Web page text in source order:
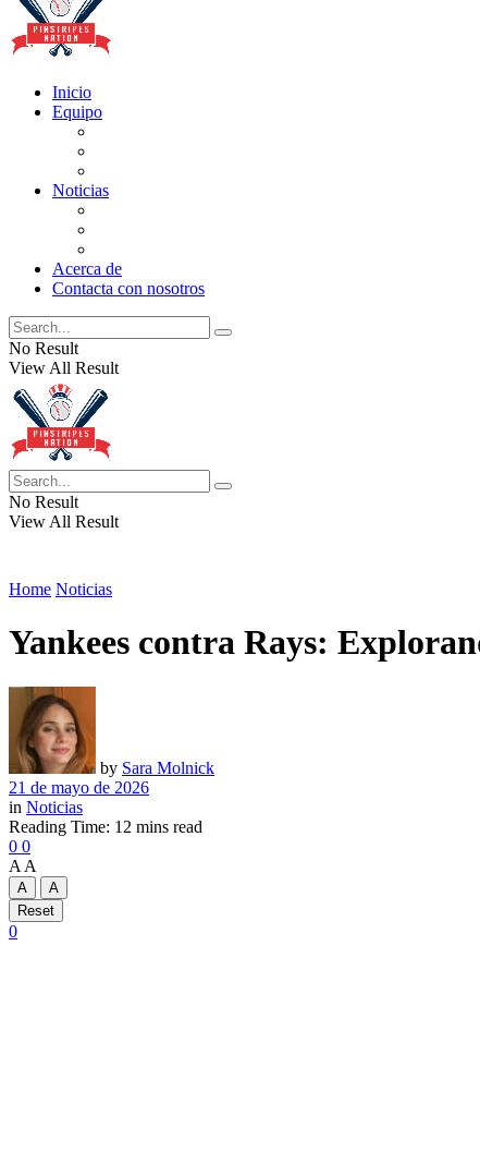
Inicio
Equipo
Noticias
Acerca de
Contacta con nosotros
No Result
View All Result
No Result
View All Result
Home Noticias
Yankees contra Rays:
by Sara Molnick
21 de mayo de 2026
in Noticias
Reading Time: 12 mins read
0 0
A A
A
A
Reset
0